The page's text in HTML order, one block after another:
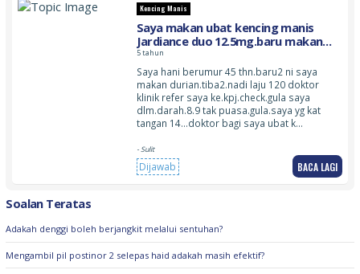
Kencing Manis
Saya makan ubat kencing manis
Jardiance duo 12.5mg.baru makan
tak sampai sebulan.dari.KPj.adakah
kerap bangun malam kencing
elok.sbb saya byk minum air waktu
siang dan malam
5 tahun
Saya hani berumur 45 thn.baru2 ni saya
makan durian.tiba2.nadi laju 120 doktor
klinik refer saya ke.kpj.check.gula saya
dlm.darah.8.9 tak puasa.gula.saya yg kat
tangan 14…doktor bagi saya ubat k…
- Sulit
Dijawab BACA LAGI
Soalan Teratas
Adakah denggi boleh berjangkit melalui sentuhan?
Mengambil pil postinor 2 selepas haid adakah masih efektif?